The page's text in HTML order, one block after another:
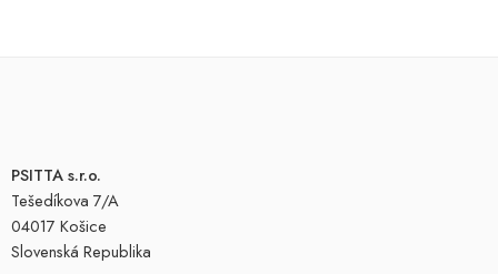
PSITTA s.r.o.
Tešedíkova 7/A
04017 Košice
Slovenská Republika